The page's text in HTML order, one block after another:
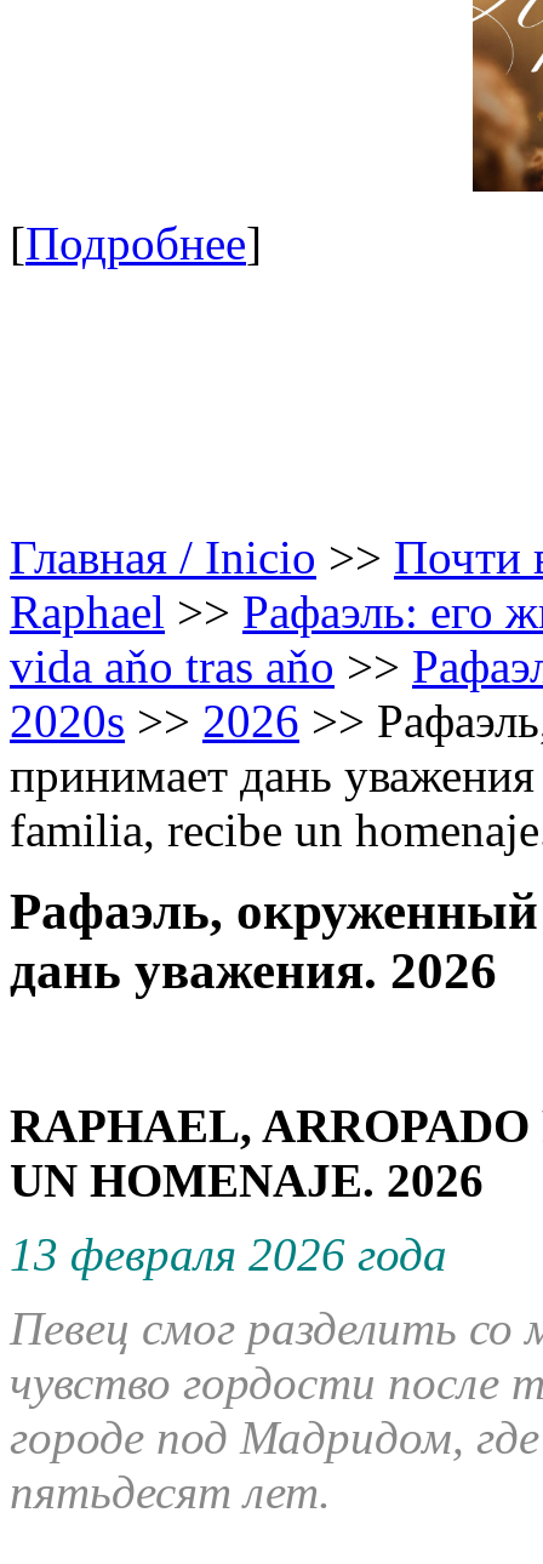
[Подробнее]
Главная / Inicio >> Почти
Raphael >> Рафаэль: его
vida aňo tras aňo >>
2020s >> 2026 >>
принимает дань
familia, recibe un
Рафаэль,
дань уважения. 2026
RAPHAEL,
UN HOMENAJE. 2026
13 февраля 2026 года
Певец смог разделить
чувство гордости после
городе под Мадридом,
пятьдесят лет.